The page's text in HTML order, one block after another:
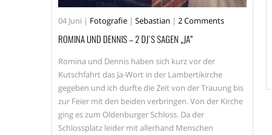
04 Juni | Fotografie | Sebastian | 2 Comments
ROMINA UND DENNIS – 2 DJ´S SAGEN „JA“
Romina und Dennis haben sich kurz vor der
Kutschfahrt das Ja-Wort in der Lambertikirche
gegeben und ich durfte die Zeit von der Trauung bis
zur Feier mit den beiden verbringen. Von der Kirche
ging es zum Oldenburger Schloss. Da der
Schlossplatz leider mit allerhand Menschen